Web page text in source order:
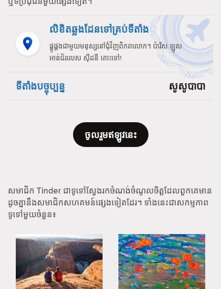
លិខិតឆ្លងដែនទៅគ្រប់ទីតាំង
ផ្គូផ្គងជាមួយមនុស្សនៅជុំវិញពិភពលោក។ ប៉ារីស ឡូស
អាន់ជ័រលេស ស៊ីដនី តោះទៅ!
ទីតាំងបច្ចុប្បន្ន សូសូបាបា
ចូលរួមឥឡូវនេះ
សមាជិក Tinder ជាទូទៅស្វែងរកចំណង់ចំណូលចិត្តដែលពួកគេមាន
ដូចគ្នានឹងសមាជិកសហគមន៍ផ្សេងទៀតដែរ។ ទាំងនេះជាសកម្មភាព
ទូទៅមួយចំនួន៖